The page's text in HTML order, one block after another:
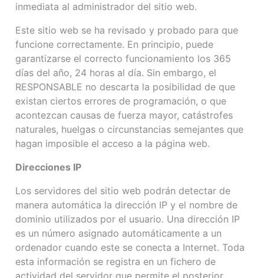
inmediata al administrador del sitio web.
Este sitio web se ha revisado y probado para que
funcione correctamente. En principio, puede
garantizarse el correcto funcionamiento los 365
días del año, 24 horas al día. Sin embargo, el
RESPONSABLE no descarta la posibilidad de que
existan ciertos errores de programación, o que
acontezcan causas de fuerza mayor, catástrofes
naturales, huelgas o circunstancias semejantes que
hagan imposible el acceso a la página web.
Direcciones IP
Los servidores del sitio web podrán detectar de
manera automática la dirección IP y el nombre de
dominio utilizados por el usuario. Una dirección IP
es un número asignado automáticamente a un
ordenador cuando este se conecta a Internet. Toda
esta información se registra en un fichero de